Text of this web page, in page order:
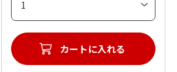
カートに入れる